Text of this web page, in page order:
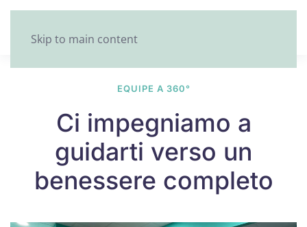
Skip to main content
EQUIPE A 360°
Ci impegniamo a
guidarti verso un
benessere completo